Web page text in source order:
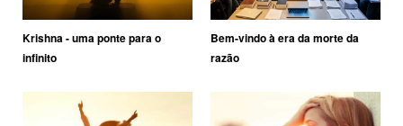
Krishna - uma ponte para o
infinito
Bem-vindo à era da morte da
razão